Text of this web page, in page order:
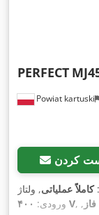
Powiat kartuski
PERFECT
کردن
کاملاً عملیاتی, ولتاژ
ورودی: ۴۰۰ V ,